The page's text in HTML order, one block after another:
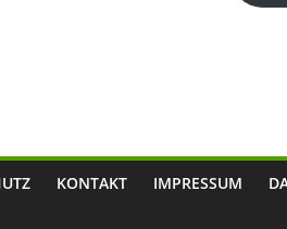
KONTAKT IMPRESSUM